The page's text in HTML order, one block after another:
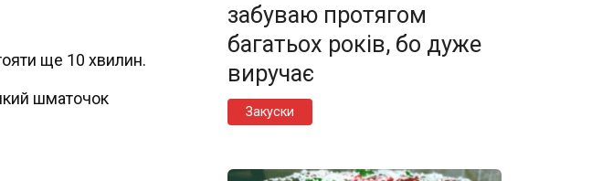
ще 10 хвилин.
шматочок
забуваю протягом
багатьох років, бо дуже
виручає
Закуски